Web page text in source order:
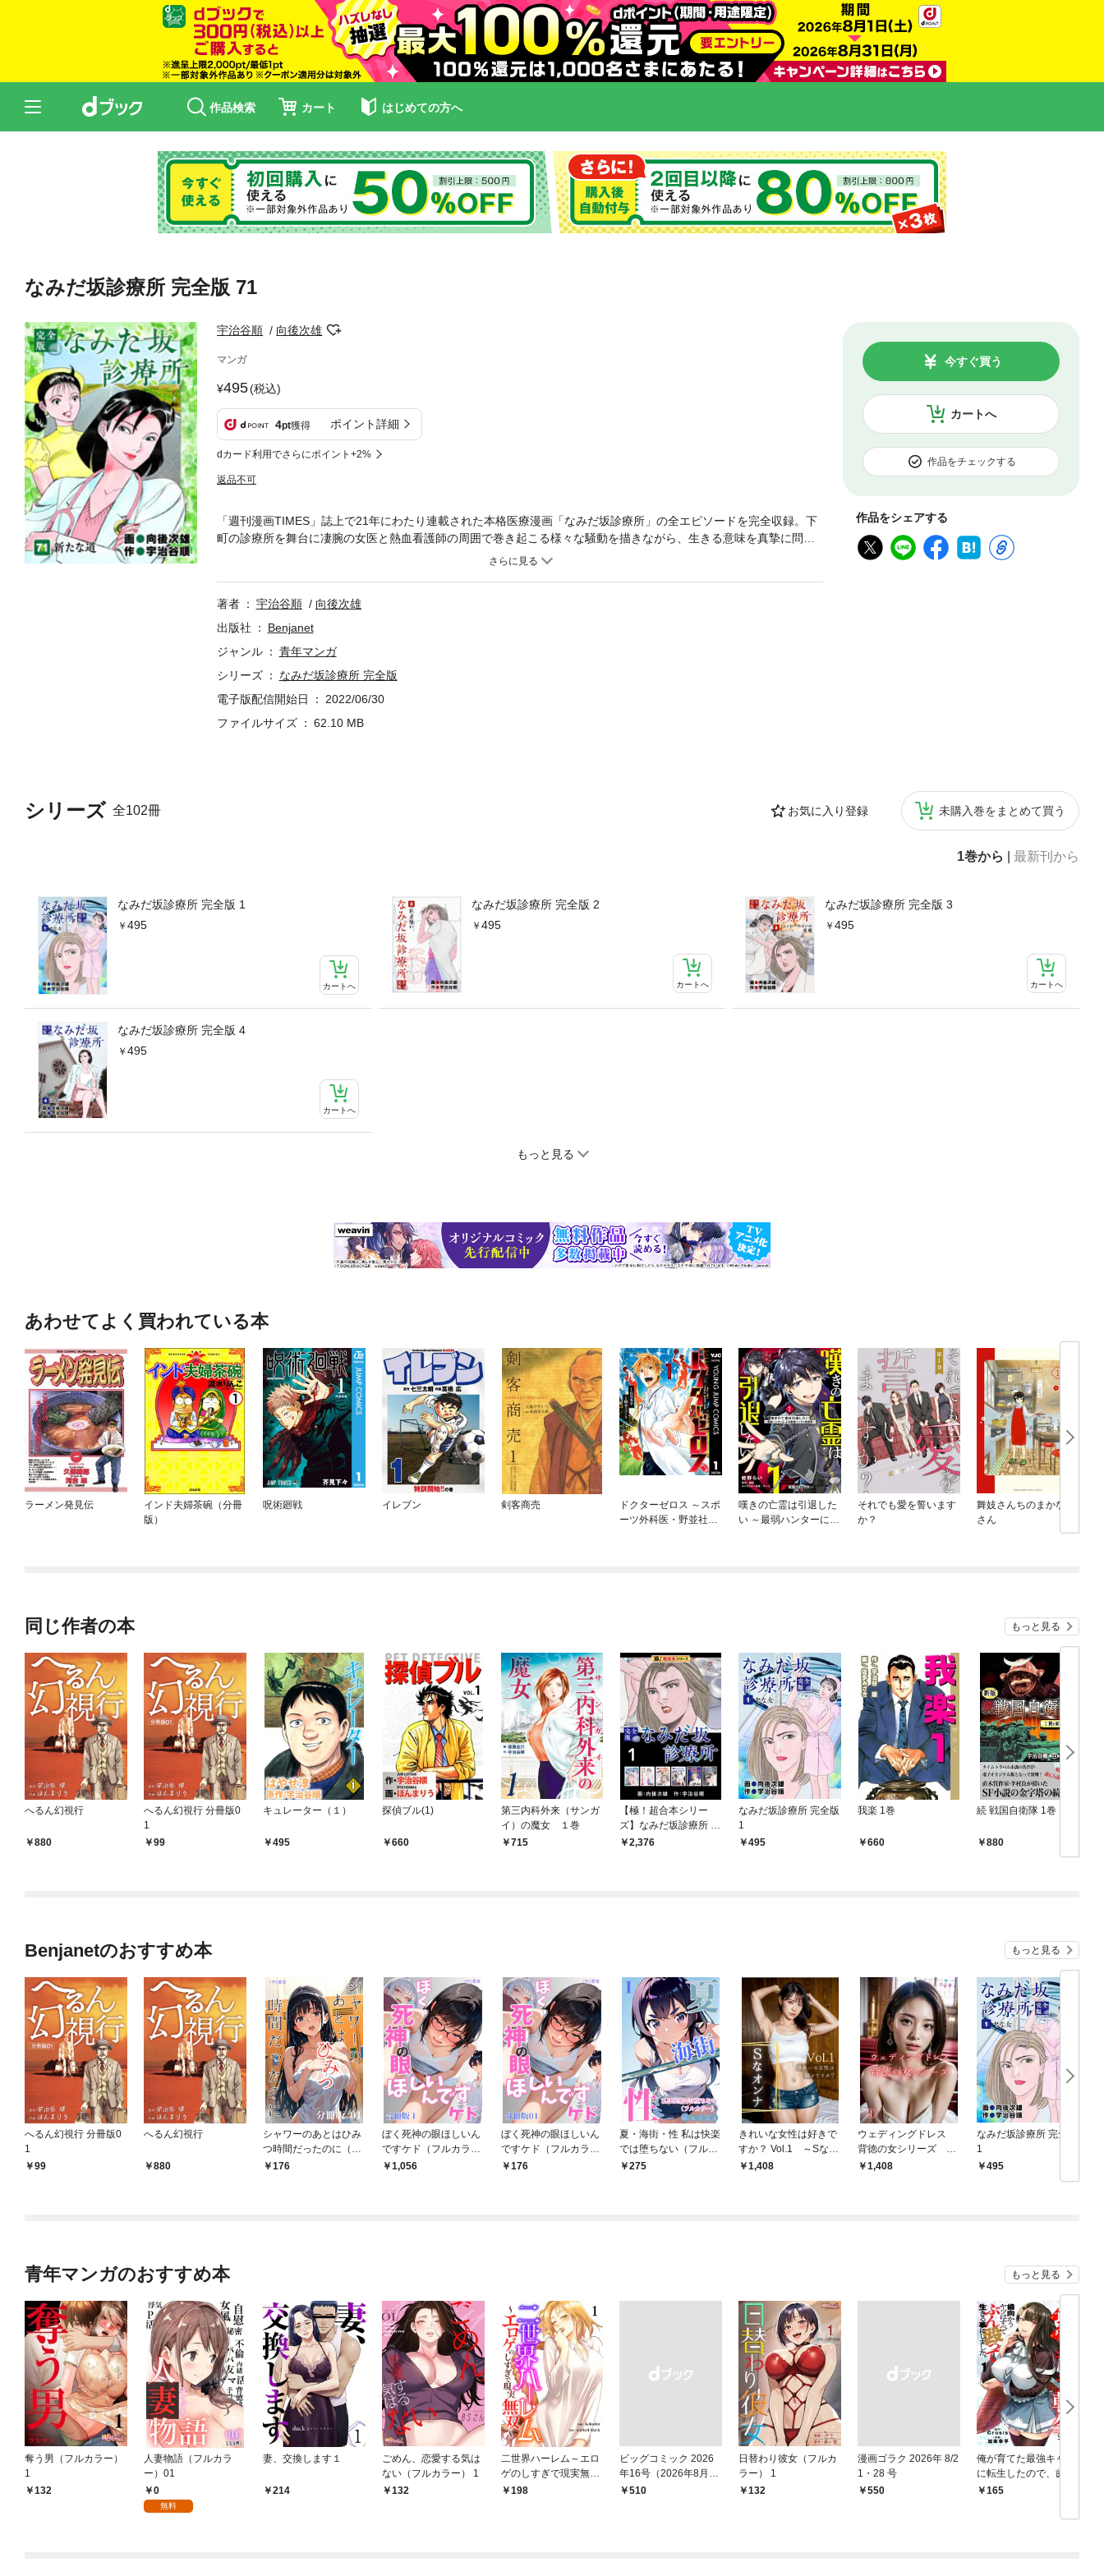
作品検索 カート はじめての方へ
なみだ坂診療所 完全版 71
宇治谷順 向後次雄
マンガ
495(税込)
4pt獲得 ポイント詳細
dカード利用でさらにポイント+2%
返品不可
カートへ
今すぐ買う
作品をチェックする
作品をシェアする
シリーズ 全102冊 お気に入り登録 未購入巻をまとめて買う
1巻から 最新刊から
なみだ坂診療所 完全版 1
495
カートへ
なみだ坂診療所 完全版 2
495
カートへ
なみだ坂診療所 完全版 3
495
カートへ
なみだ坂診療所 完全版 4
495
カートへ
もっと見る
「週刊漫画TIMES」誌上で21年にわたり連載された本格医療漫画「なみだ坂診療所」の全エピソードを完全収録。下
町の診療所を舞台に凄腕の女医と熱血看護師の周囲で巻き起こる様々な騒動を描きながら、生きる意味を真摯に問い
かけるヒューマンドラマの傑作。■第71巻あらすじ僧侶から医師を目指し始めた変わり種中年幸徳慈恩だが、彼もまた
著者
宇治谷順
向後次雄
出版社
Benjanet
ジャンル
青年マンガ
シリーズ
なみだ坂診療所 完全版
電子版配信開始日
2022/06/30
ファイルサイズ
62.10 MB
あわせてよく買われている本
ラーメン発見伝
インド夫婦茶碗（分冊
版）
呪術廻戦 イレブン 剣客商売
ドクターゼロス ～スポ
ーツ外科医・野並社の
嘆きの亡霊は引退した
い ～最弱ハンターによ
それでも愛を誓います
か？
舞妓さんちのまかない
さん
同じ作者の本 もっと見る
へるん幻視行
880
へるん幻視行 分冊版0
1
99
キュレーター（１）
495
探偵ブル(1)
660
第三内科外来（サンガ
イ）の魔女 １巻
715
【極！超合本シリー
ズ】なみだ坂診療所 完
全版1巻
2,376
なみだ坂診療所 完全版
1
495
我楽 1巻
660
続 戦国自衛隊 1巻
880
Benjanetのおすすめ本 もっと見る
へるん幻視行 分冊版0
1
99
へるん幻視行
880
シャワーのあとはひみ
つ時間だったのに（フ
ルカラー）【分冊版0
176
ぼく死神の眼ほしいん
ですケド（フルカラ
ー）合冊版 1
1,056
ぼく死神の眼ほしいん
ですケド（フルカラ
ー）分冊版 01
176
夏・海街・性 私は快楽
では堕ちない（フルカ
ラー） 01
275
きれいな女性は好きで
すか？ Vol.1 ～Sなオ
ンナ編～
1,408
ウェディングドレス
背徳の女シリーズ 00
1 1,408
なみだ坂診療所 完全版
1
495
青年マンガのおすすめ本 もっと見る
奪う男（フルカラー）
1
132
人妻物語（フルカラ
ー）01
0
無料
妻、交換します１
214
ごめん、恋愛する気は
ない（フルカラー） 1
132
二世界ハーレム～エロ
ゲのしすぎで現実無双
～１198
ビッグコミック 2026
年16号（2026年8月7
日発売）
￥510
日替わり彼女（フルカ
ラー） 1
132
漫画ゴラク 2026年 8/2
1・28 号
￥550
俺が育てた最強キャラ
に転生したので、歯向
かうヤツはすべてぶん
165